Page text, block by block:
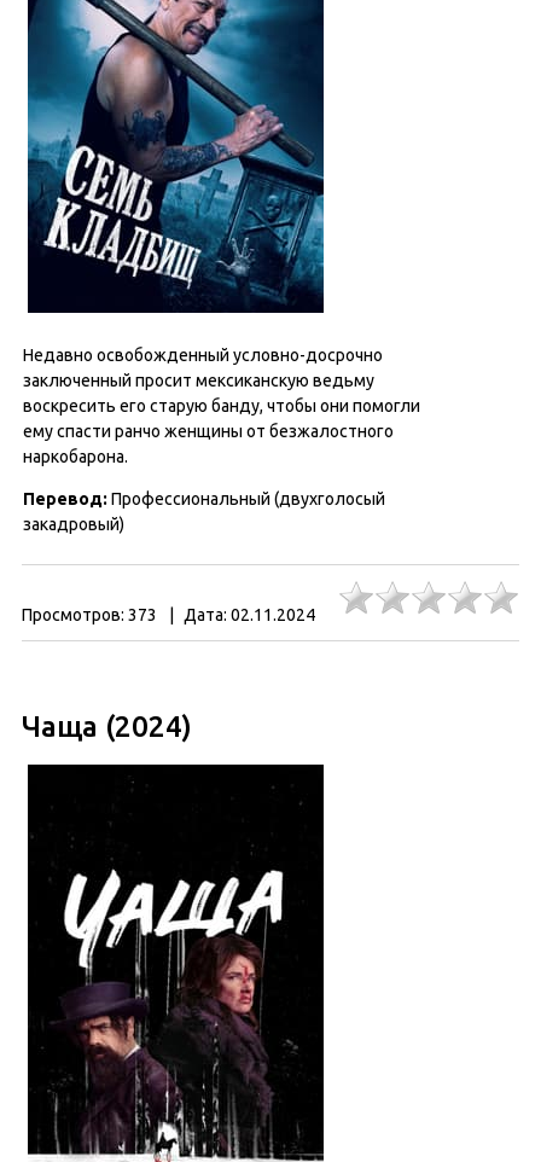
Недавно освобожденный условно-досрочно
заключенный просит мексиканскую ведьму
воскресить его старую банду, чтобы они помогли
ему спасти ранчо женщины от безжалостного
наркобарона.
Перевод: Профессиональный (двухголосый
закадровый)
Просмотров: 373 Дата: 02.11.2024
Чаща (2024)